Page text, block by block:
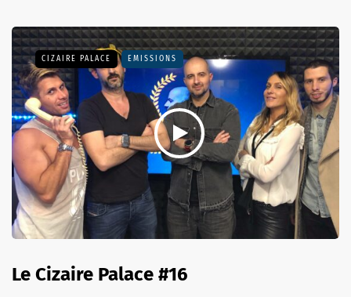
CIZAIRE PALACE EMISSIONS
Le Cizaire Palace #16